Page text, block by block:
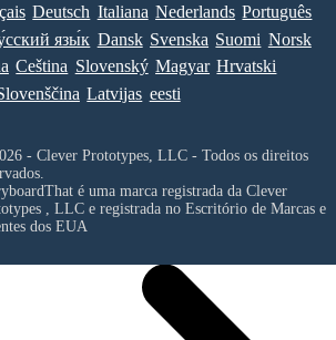
Deutsch Italiana Nederlands Português
язы́к Dansk Svenska Suomi Norsk
Ceština Slovenský Magyar Hrvatski
Latvijas eesti
- Clever Prototypes, LLC - Todos os direitos
é uma marca registrada da Clever
, LLCe registrada no Escritório de Marcas e
dos EUA